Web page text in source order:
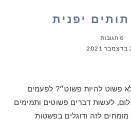
יפנית
6 תגובות
פשוט להיות פשוט״? לפעמים
לעשות דברים פשוטים ותמימים
לזה ודוגלים בפשטות